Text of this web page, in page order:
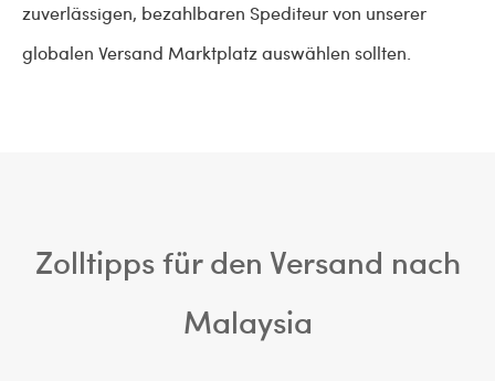
zuverlässigen, bezahlbaren Spediteur von unserer
globalen Versand Marktplatz auswählen sollten.
Zolltipps für den Versand nach
Malaysia